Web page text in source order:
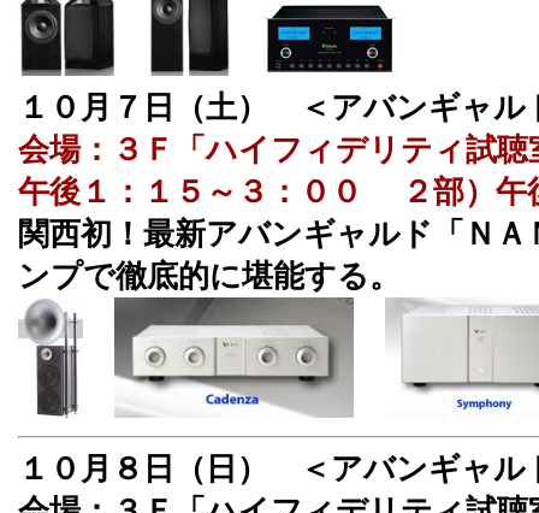
１０月７日（土） ＜アバンギャル
会場：３Ｆ「ハイフィデリティ試
午後１：１５～３：００ ２部）午
関西初！最新アバンギャルド「Ｎ
ンプで徹底的に堪能する。
１０月８日（日） ＜アバンギャ